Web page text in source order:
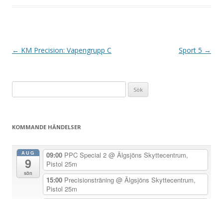
I
n
← KM Precision: Vapengrupp C Sport 5 →
efter:
KOMMANDE HÄNDELSER
AUG
9
sön
09:00 PPC Special 2 @ Älgsjöns Skyttecentrum,
Pistol 25m
15:00 Precisionsträning @ Älgsjöns Skyttecentrum,
Pistol 25m